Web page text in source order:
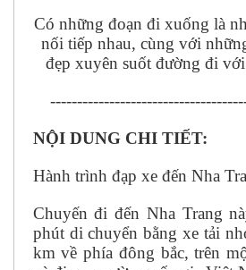
Có những đoạn đi xuống là
nối tiếp nhau, cùng với
đẹp xuyên suốt đường đi
NỘI DUNG CHI TIẾT:
Hành trình đạp xe đến Nha
Chuyến đi đến Nha Trang
phút di chuyển bằng xe tải
km về phía đông bắc, trên